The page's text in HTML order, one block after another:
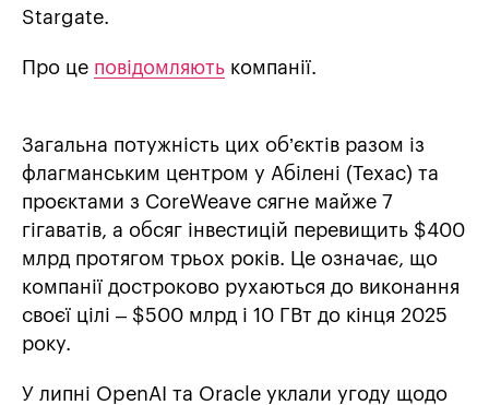
Stargate.
Про це повідомляють компанії.
Загальна потужність цих об’єктів разом із
флагманським центром у Абілені (Техас) та
проєктами з CoreWeave сягне майже 7
гігаватів, а обсяг інвестицій перевищить $400
млрд протягом трьох років. Це означає, що
компанії достроково рухаються до виконання
своєї цілі – $500 млрд і 10 ГВт до кінця 2025
року.
У липні OpenAI та Oracle уклали угоду щодо